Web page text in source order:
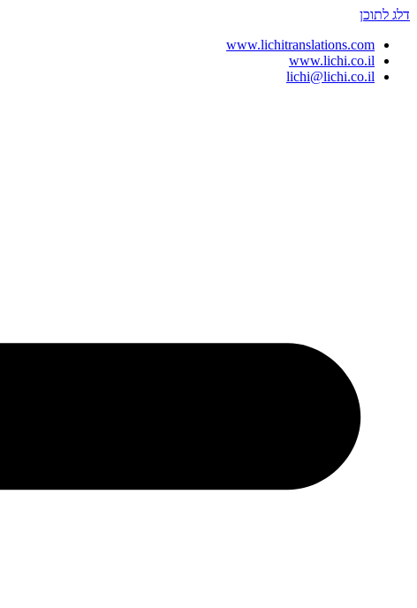
דלג לתוכן
www.lichitranslations.com
www.lichi.co.il
lichi@lichi.co.il